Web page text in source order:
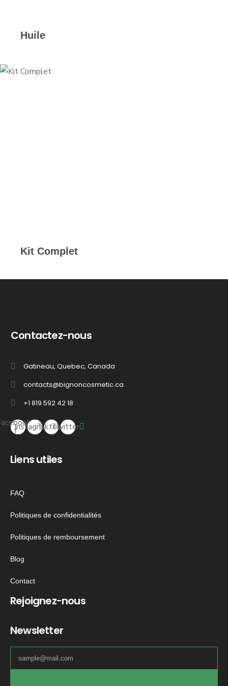
Huile
Kit Complet
Contactez-nous
Gatineau, Quebec, Canada
contacts@bignoncosmetic.ca
+1 819 592 42 18
f
Instagram
TiktokTwitter
Liens utiles
FAQ
Politiques de confidentialités
Politiques de remboursement
Blog
Contact
Rejoignez-nous
Newsletter